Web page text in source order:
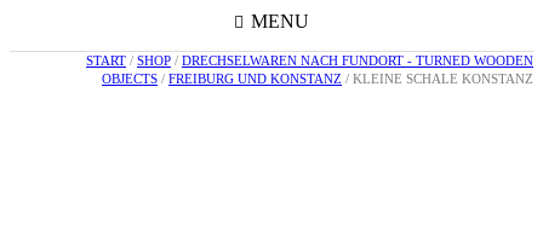
MENU
START / SHOP / DRECHSELWAREN NACH FUNDORT - TURNED WOODEN
OBJECTS / FREIBURG UND KONSTANZ / KLEINE SCHALE KONSTANZ